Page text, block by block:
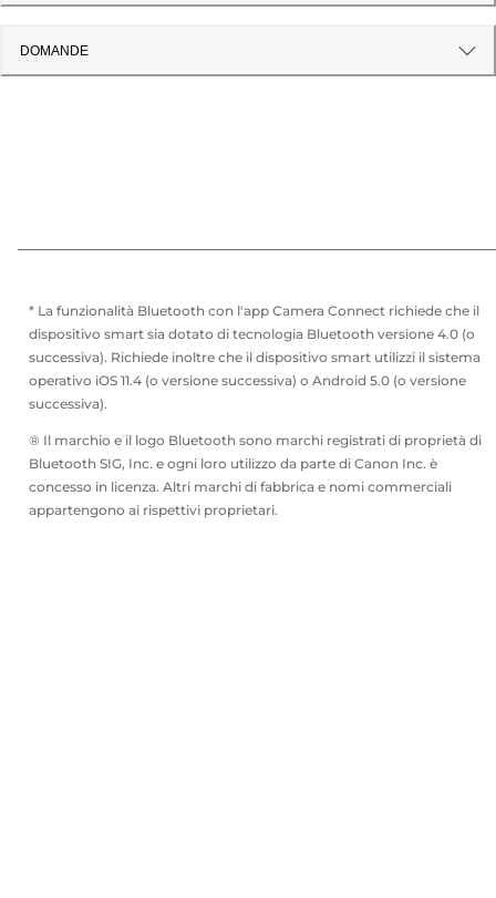
DOMANDE
* La funzionalità Bluetooth con l'app Camera Connect richiede che il
dispositivo smart sia dotato di tecnologia Bluetooth versione 4.0 (o
successiva). Richiede inoltre che il dispositivo smart utilizzi il sistema
operativo iOS 11.4 (o versione successiva) o Android 5.0 (o versione
successiva).
® Il marchio e il logo Bluetooth sono marchi registrati di proprietà di
Bluetooth SIG, Inc. e ogni loro utilizzo da parte di Canon Inc. è
concesso in licenza. Altri marchi di fabbrica e nomi commerciali
appartengono ai rispettivi proprietari.